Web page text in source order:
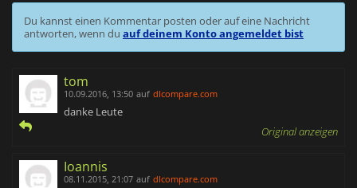
Du kannst einen Kommentar posten oder auf eine Nachricht
antworten, wenn du auf deinem Konto angemeldet bist
tom
10.09.2016, 13:50 auf dlcompare.com
danke Leute
Original anzeigen
Ioannis
08.11.2015, 21:07 auf dlcompare.com